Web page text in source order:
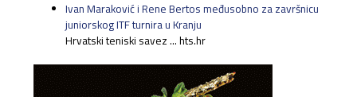
Ivan Maraković i Rene Bertos međusobno za završnicu
juniorskog ITF turnira u Kranju
Hrvatski teniski savez ... hts.hr